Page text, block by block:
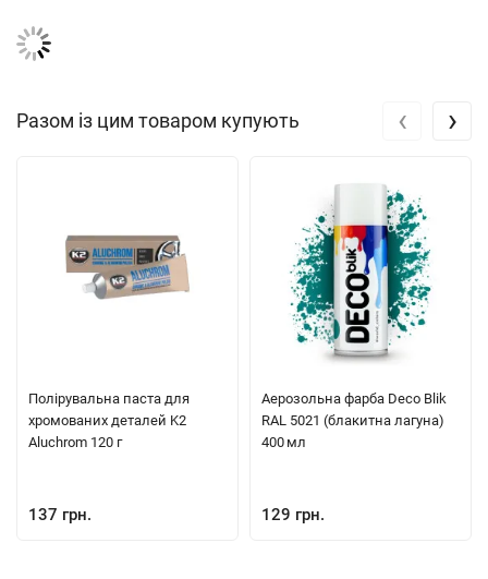
Разом із цим товаром купують
Полірувальна паста для
хромованих деталей K2
Aluchrom 120 г
137 грн.
Аерозольна фарба Deco Blik
RAL 5021 (блакитна лагуна)
400 мл
129 грн.
‹ ›